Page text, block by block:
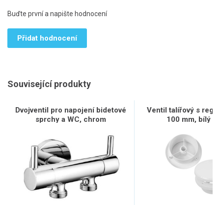
Buďte první a napište hodnocení
Přidat hodnocení
Související produkty
Dvojventil pro napojení bidetové
sprchy a WC, chrom
Ventil talířový s
100 mm, bílý